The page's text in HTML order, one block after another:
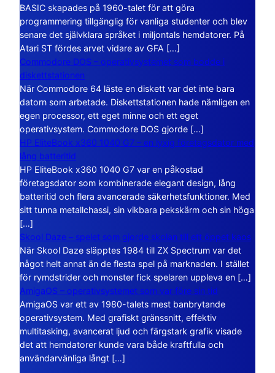
BASIC skapades på 1960-talet för att göra
programmering tillgänglig för vanliga studenter och blev
senare det självklara språket i miljontals hemdatorer. På
Atari ST fördes arvet vidare av GFA […]
Commodore DOS – operativsystemet som bodde i
diskettstationen
När Commodore 64 läste en diskett var det inte bara
datorn som arbetade. Diskettstationen hade nämligen en
egen processor, ett eget minne och ett eget
operativsystem. Commodore DOS gjorde […]
HP EliteBook x360 1040 G7 – en lyxig företagsdator med
lång batteritid
HP EliteBook x360 1040 G7 var en påkostad
företagsdator som kombinerade elegant design, lång
batteritid och flera avancerade säkerhetsfunktioner. Med
sitt tunna metallchassi, sin vikbara pekskärm och sin höga
[…]
Skool Daze – spelet som gjorde skolan till ett öppet kaos
När Skool Daze släpptes 1984 till ZX Spectrum var det
något helt annat än de flesta spel på marknaden. I stället
för rymdstrider och monster fick spelaren uppleva en […]
AmigaOS – operativsystemet som var före sin tid
AmigaOS var ett av 1980-talets mest banbrytande
operativsystem. Med grafiskt gränssnitt, effektiv
multitasking, avancerat ljud och färgstark grafik visade
det att hemdatorer kunde vara både kraftfulla och
användarvänliga långt […]